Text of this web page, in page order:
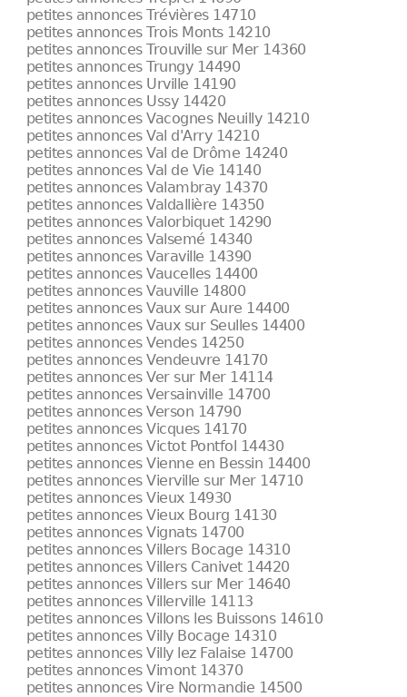
petites annonces Trévières 14710
petites annonces Trois Monts 14210
petites annonces Trouville sur Mer 14360
petites annonces Trungy 14490
petites annonces Urville 14190
petites annonces Ussy 14420
petites annonces Vacognes Neuilly 14210
petites annonces Val d'Arry 14210
petites annonces Val de Drôme 14240
petites annonces Val de Vie 14140
petites annonces Valambray 14370
petites annonces Valdallière 14350
petites annonces Valorbiquet 14290
petites annonces Valsemé 14340
petites annonces Varaville 14390
petites annonces Vaucelles 14400
petites annonces Vauville 14800
petites annonces Vaux sur Aure 14400
petites annonces Vaux sur Seulles 14400
petites annonces Vendes 14250
petites annonces Vendeuvre 14170
petites annonces Ver sur Mer 14114
petites annonces Versainville 14700
petites annonces Verson 14790
petites annonces Vicques 14170
petites annonces Victot Pontfol 14430
petites annonces Vienne en Bessin 14400
petites annonces Vierville sur Mer 14710
petites annonces Vieux 14930
petites annonces Vieux Bourg 14130
petites annonces Vignats 14700
petites annonces Villers Bocage 14310
petites annonces Villers Canivet 14420
petites annonces Villers sur Mer 14640
petites annonces Villerville 14113
petites annonces Villons les Buissons 14610
petites annonces Villy Bocage 14310
petites annonces Villy lez Falaise 14700
petites annonces Vimont 14370
petites annonces Vire Normandie 14500